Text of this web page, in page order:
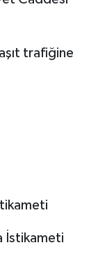
trafiğine
İstikameti